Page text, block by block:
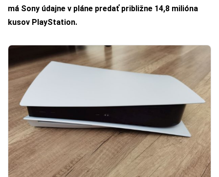
má Sony údajne v pláne predať približne 14,8 milióna
kusov PlayStation.